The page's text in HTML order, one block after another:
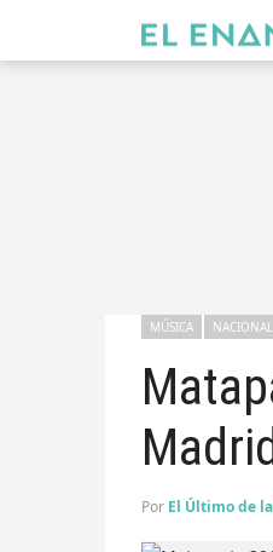
MÚSICA NACIONAL
Por El Último de